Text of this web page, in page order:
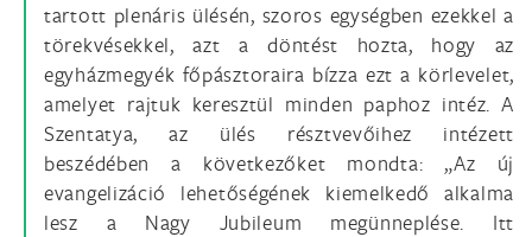
tartott plenáris ülésén, szoros egységben ezekkel a
törekvésekkel, azt a döntést hozta, hogy az
egyházmegyék főpásztoraira bízza ezt a körlevelet,
amelyet rajtuk keresztül minden paphoz intéz. A
Szentatya, az ülés résztvevőihez intézett
beszédében a következőket mondta: „Az új
evangelizáció lehetőségének kiemelkedő alkalma
lesz a Nagy Jubileum megünneplése. Itt